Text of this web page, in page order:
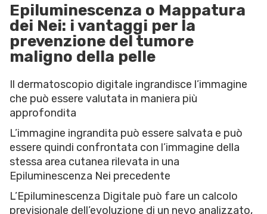
Epiluminescenza o Mappatura
dei Nei: i vantaggi per la
prevenzione del tumore
maligno della pelle
Il dermatoscopio digitale ingrandisce l’immagine
che può essere valutata in maniera più
approfondita
L’immagine ingrandita può essere salvata e può
essere quindi confrontata con l’immagine della
stessa area cutanea rilevata in una
Epiluminescenza Nei precedente
L’Epiluminescenza Digitale può fare un calcolo
previsionale dell’evoluzione di un nevo analizzato,